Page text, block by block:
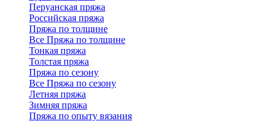
Перуанская пряжа
Российская пряжа
Пряжа по толщине
Все Пряжа по толщине
Тонкая пряжа
Толстая пряжа
Пряжа по сезону
Все Пряжа по сезону
Летняя пряжа
Зимняя пряжа
Пряжа по опыту вязания